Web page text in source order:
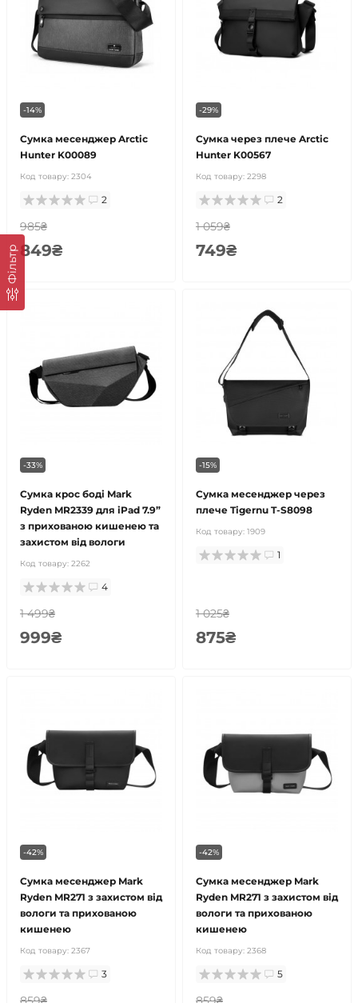
Фільтр
-14%
Сумка месенджер Arctic
Hunter K00089
Код товару: 2304
2
985₴
849₴
-29%
Сумка через плече Arctic
Hunter K00567
Код товару: 2298
2
1 059₴
749₴
-33%
Сумка крос боді Mark
Ryden MR2339 для iPad 7.9”
з прихованою кишенею та
захистом від вологи
Код товару: 2262
4
1 499₴
999₴
-15%
Сумка месенджер через
плече Tigernu T-S8098
Код товару: 1909
1
1 025₴
875₴
-42%
Сумка месенджер Mark
Ryden MR271 з захистом від
вологи та прихованою
кишенею
Код товару: 2367
3
-42%
Сумка месенджер Mark
Ryden MR271 з захистом від
вологи та прихованою
кишенею
Код товару: 2368
5